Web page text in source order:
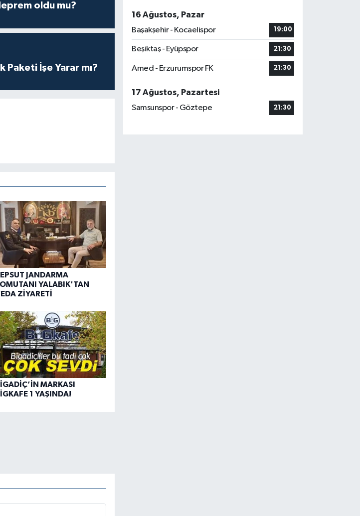
oldu mu?
Paketi İşe Yarar mı?
JANDARMA
YALABIK'TAN
ZİYARETİ
MARKASI
1 YAŞINDA!
16 Ağustos, Pazar
Başakşehir - Kocaelispor
19:00
Beşiktaş - Eyüpspor 21:30
Amed - Erzurumspor FK 21:30
17 Ağustos, Pazartesi
Samsunspor - Göztepe
21:30